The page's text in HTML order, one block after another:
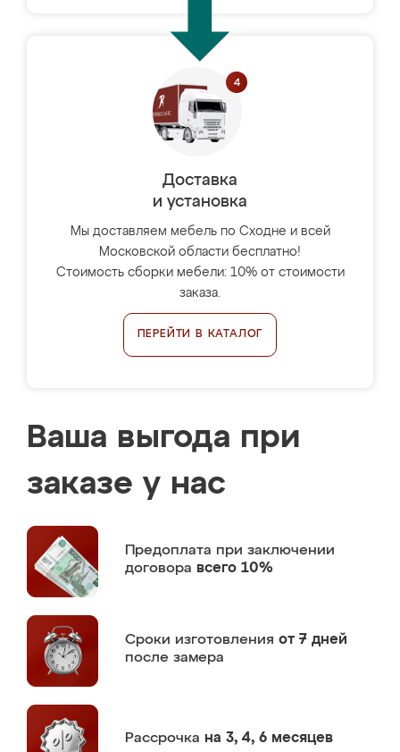
Доставка
и установка
Мы доставляем мебель по Сходне и всей
Московской области бесплатно!
Стоимость сборки мебели: 10% от стоимости
заказа.
ПЕРЕЙТИ В КАТАЛОГ
Ваша выгода при
заказе у нас
Предоплата при заключении
договора всего 10%
Сроки изготовления от 7 дней
после замера
Рассрочка на 3, 4, 6 месяцев